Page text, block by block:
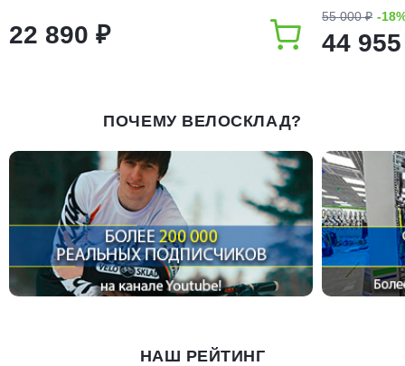
22 890 ₽
55 000 ₽ -
44
ПОЧЕМУ ВЕЛОСКЛАД?
НАШ РЕЙТИНГ